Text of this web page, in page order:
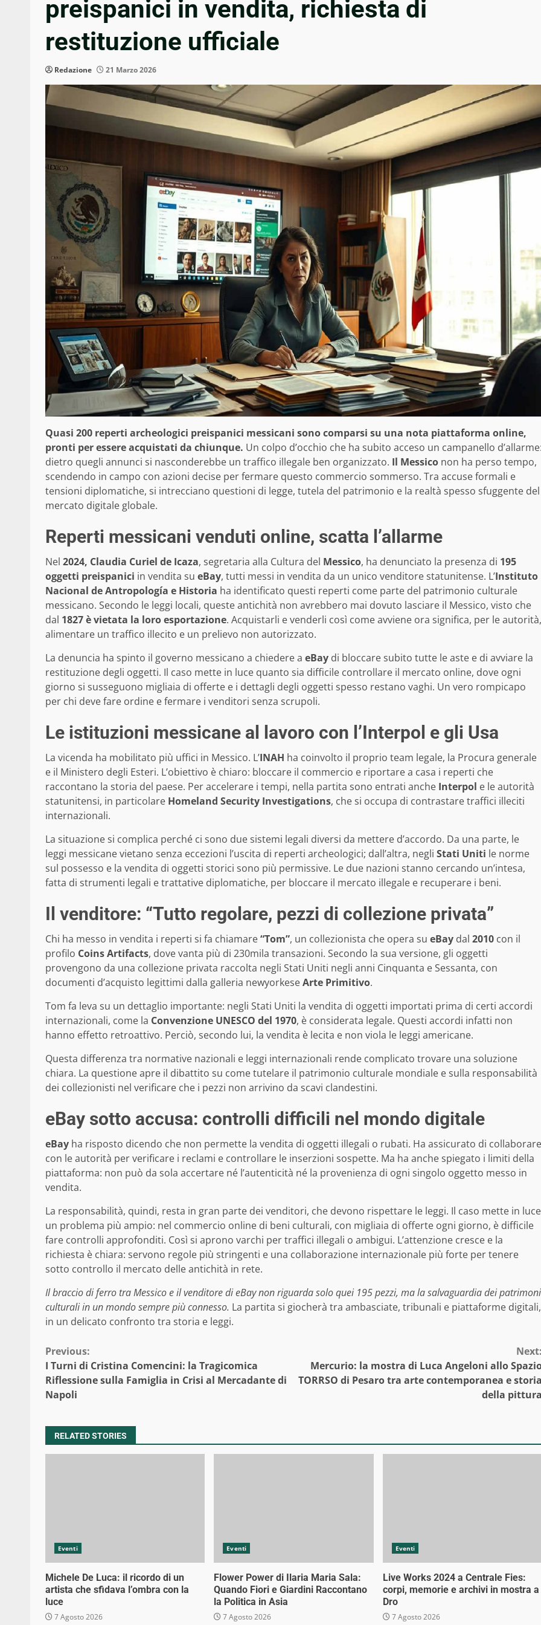
preispanici in vendita, richiesta di
restituzione ufficiale
Redazione 21 Marzo 2026
Quasi 200 reperti archeologici preispanici messicani sono comparsi su una nota piattaforma online,
pronti per essere acquistati da chiunque. Un colpo d’occhio che ha subito acceso un campanello
dietro quegli annunci si nasconderebbe un traffico illegale ben organizzato. Il Messico non ha perso tempo,
scendendo in campo con azioni decise per fermare questo commercio sommerso. Tra accuse formali e
tensioni diplomatiche, si intrecciano questioni di legge, tutela del patrimonio e la realtà spesso sfuggente del
mercato digitale globale.
Reperti messicani venduti online, scatta l’allarme
Nel 2024, Claudia Curiel de Icaza, segretaria alla Cultura del Messico, ha denunciato la presenza di 195
oggetti preispanici in vendita su eBay, tutti messi in vendita da un unico venditore statunitense. L’Instituto
Nacional de Antropología e Historia ha identificato questi reperti come parte del patrimonio culturale
messicano. Secondo le leggi locali, queste antichità non avrebbero mai dovuto lasciare il Messico, visto che
dal 1827 è vietata la loro esportazione. Acquistarli e venderli così come avviene ora significa, per le autorità,
alimentare un traffico illecito e un prelievo non autorizzato.
La denuncia ha spinto il governo messicano a chiedere a eBay di bloccare subito tutte le aste e di avviare la
restituzione degli oggetti. Il caso mette in luce quanto sia difficile controllare il mercato online, dove ogni
giorno si susseguono migliaia di offerte e i dettagli degli oggetti spesso restano vaghi. Un vero rompicapo
per chi deve fare ordine e fermare i venditori senza scrupoli.
Le istituzioni messicane al lavoro con l’Interpol e gli Usa
La vicenda ha mobilitato più uffici in Messico. L’INAH ha coinvolto il proprio team legale, la Procura generale
e il Ministero degli Esteri. L’obiettivo è chiaro: bloccare il commercio e riportare a casa i reperti che
raccontano la storia del paese. Per accelerare i tempi, nella partita sono entrati anche Interpol e le autorità
statunitensi, in particolare Homeland Security Investigations, che si occupa di contrastare traffici illeciti
internazionali.
La situazione si complica perché ci sono due sistemi legali diversi da mettere d’accordo. Da una parte, le
leggi messicane vietano senza eccezioni l’uscita di reperti archeologici; dall’altra, negli Stati Uniti le norme
sul possesso e la vendita di oggetti storici sono più permissive. Le due nazioni stanno cercando un’intesa,
fatta di strumenti legali e trattative diplomatiche, per bloccare il mercato illegale e recuperare i beni.
Il venditore: “Tutto regolare, pezzi di collezione privata”
Chi ha messo in vendita i reperti si fa chiamare“Tom”, un collezionista che opera su eBay dal 2010 con il
profilo Coins Artifacts, dove vanta più di 230mila transazioni. Secondo la sua versione, gli oggetti
provengono da una collezione privata raccolta negli Stati Uniti negli anni Cinquanta e Sessanta, con
documenti d’acquisto legittimi dalla galleria newyorkeseArte Primitivo.
Tom fa leva su un dettaglio importante: negli Stati Uniti la vendita di oggetti importati prima di certi accordi
internazionali, come la Convenzione UNESCO del 1970, è considerata legale. Questi accordi infatti non
hanno effetto retroattivo. Perciò, secondo lui, la vendita è lecita e non viola le leggi americane.
Questa differenza tra normative nazionali e leggi internazionali rende complicato trovare una soluzione
chiara. La questione apre il dibattito su come tutelare il patrimonio culturale mondiale e sulla responsabilità
dei collezionisti nel verificare che i pezzi non arrivino da scavi clandestini.
eBay sotto accusa: controlli difficili nel mondo digitale
eBay ha risposto dicendo che non permette la vendita di oggetti illegali o rubati. Ha assicurato di collaborare
con le autorità per verificare i reclami e controllare le inserzioni sospette. Ma ha anche spiegato i limiti della
piattaforma: non può da sola accertare né l’autenticità né la provenienza di ogni singolo oggetto messo in
vendita.
La responsabilità, quindi, resta in gran parte dei venditori, che devono rispettare le leggi. Il caso mette in luce
un problema più ampio: nel commercio online di beni culturali, con migliaia di offerte ogni giorno, è difficile
fare controlli approfonditi. Così si aprono varchi per traffici illegali o ambigui. L’attenzione cresce e la
richiesta è chiara: servono regole più stringenti e una collaborazione internazionale più forte per tenere
sotto controllo il mercato delle antichità in rete.
Il braccio di ferro tra Messico e il venditore di eBay non riguarda solo quei 195 pezzi, ma la salvaguardia dei patrimoni
culturali in un mondo sempre più connesso. La partita si giocherà tra ambasciate, tribunali e piattaforme digitali,
in un delicato confronto tra storia e leggi.
Continue
Reading
Previous:
I Turni di Cristina Comencini: la Tragicomica
Riflessione sulla Famiglia in Crisi al Mercadante di
Napoli
Mercurio: la mostra di Luca Angeloni allo
TORRSO di Pesaro tra arte contemporanea e
della
RELATED STORIES
Eventi
Michele De Luca: il ricordo di un
artista che sfidava l’ombra con la
luce
7 Agosto 2026
Eventi
Flower Power di Ilaria Maria Sala:
Quando Fiori e Giardini Raccontano
la Politica in Asia
7 Agosto 2026
Eventi
Live Works 2024 a Centrale Fies:
corpi, memorie e archivi in mostra a
Dro
7 Agosto 2026